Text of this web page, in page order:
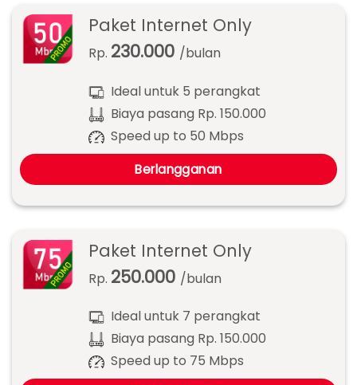
Paket Internet Only
Rp. 230.000 /bulan
Ideal untuk 5 perangkat
Biaya pasang Rp. 150.000
Speed up to 50 Mbps
Berlangganan
Paket Internet Only
Rp. 250.000 /bulan
Ideal untuk 7 perangkat
Biaya pasang Rp. 150.000
Speed up to 75 Mbps